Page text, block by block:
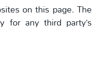
on this page.The
for any third party’s